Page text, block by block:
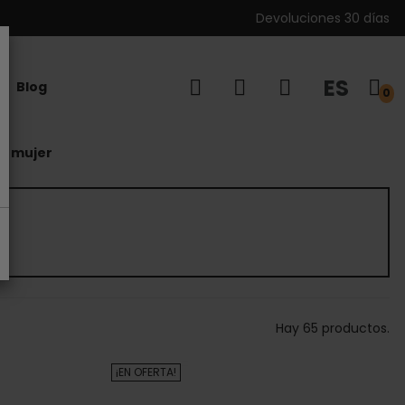
Devoluciones 30 días
Blog ES 0
mujer
Hay 65 productos.
¡EN OFERTA!